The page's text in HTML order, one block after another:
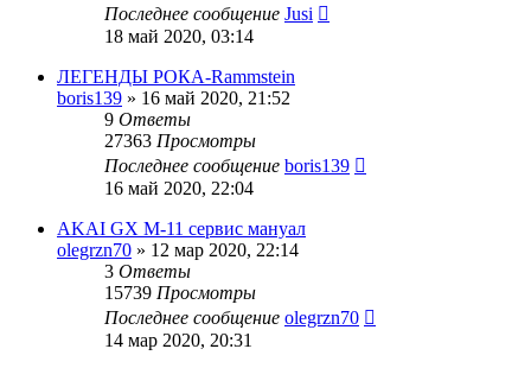
Последнее сообщение Jusi
18 май 2020, 03:14
ЛЕГЕНДЫ РОКА-Rammstein
boris139 » 16 май 2020, 21:52
9 Ответы
27363 Просмотры
Последнее сообщение boris139
16 май 2020, 22:04
AKAI GX M-11 сервис мануал
olegrzn70 » 12 мар 2020, 22:14
3 Ответы
15739 Просмотры
Последнее сообщение olegrzn70
14 мар 2020, 20:31